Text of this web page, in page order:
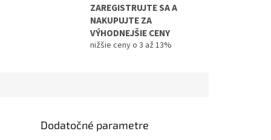
ZAREGISTRUJTE SA A
NAKUPUJTE ZA
VÝHODNEJŠIE CENY
nižšie ceny o 3 až 13%
Dodatočné parametre